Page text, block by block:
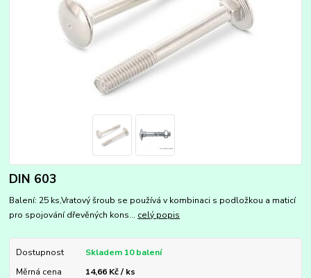
DIN 603
Balení: 25 ks,Vratový šroub se používá v kombinaci s podložkou a maticí
pro spojování dřevěných kons... celý popis
Dostupnost
Skladem 10 balení
Měrná cena
14,66 Kč / ks